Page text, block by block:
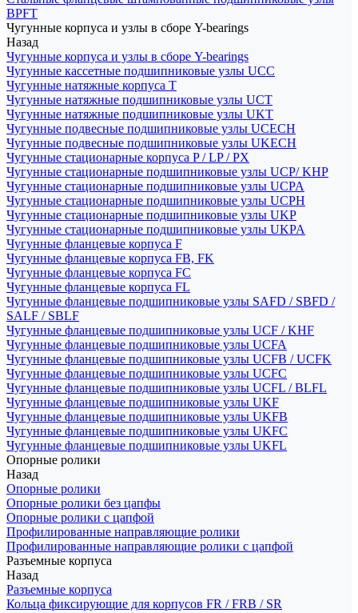
BPFT
Чугунные корпуса и узлы в сборе Y-bearings
Назад
Чугунные корпуса и узлы в сборе Y-bearings
Чугунные кассетные подшипниковые узлы UCC
Чугунные натяжные корпуса T
Чугунные натяжные подшипниковые узлы UCT
Чугунные натяжные подшипниковые узлы UKT
Чугунные подвесные подшипниковые узлы UCECH
Чугунные подвесные подшипниковые узлы UKECH
Чугунные стационарные корпуса P / LP / PX
Чугунные стационарные подшипниковые узлы UCP/ KHP
Чугунные стационарные подшипниковые узлы UCPA
Чугунные стационарные подшипниковые узлы UCPH
Чугунные стационарные подшипниковые узлы UKP
Чугунные стационарные подшипниковые узлы UKPA
Чугунные фланцевые корпуса F
Чугунные фланцевые корпуса FB, FK
Чугунные фланцевые корпуса FC
Чугунные фланцевые корпуса FL
Чугунные фланцевые подшипниковые узлы SAFD / SBFD /
SALF / SBLF
Чугунные фланцевые подшипниковые узлы UCF / KHF
Чугунные фланцевые подшипниковые узлы UCFA
Чугунные фланцевые подшипниковые узлы UCFB / UCFK
Чугунные фланцевые подшипниковые узлы UCFC
Чугунные фланцевые подшипниковые узлы UCFL / BLFL
Чугунные фланцевые подшипниковые узлы UKF
Чугунные фланцевые подшипниковые узлы UKFB
Чугунные фланцевые подшипниковые узлы UKFC
Чугунные фланцевые подшипниковые узлы UKFL
Опорные ролики
Назад
Опорные ролики
Опорные ролики без цапфы
Опорные ролики с цапфой
Профилированные направляющие ролики
Профилированные направляющие ролики с цапфой
Разъемные корпуса
Назад
Разъемные корпуса
Кольца фиксирующие для корпусов FR / FRB / SR